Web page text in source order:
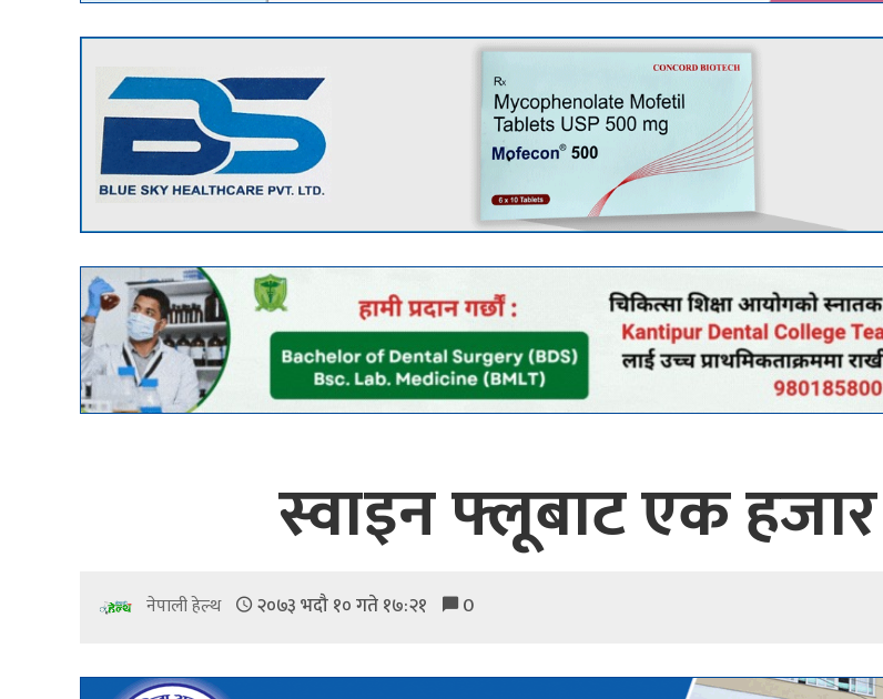
स्वाइन फ्लूबाट एक
नेपाली हेल्थ २०७३ भदौ १० गते १७:२१ 0